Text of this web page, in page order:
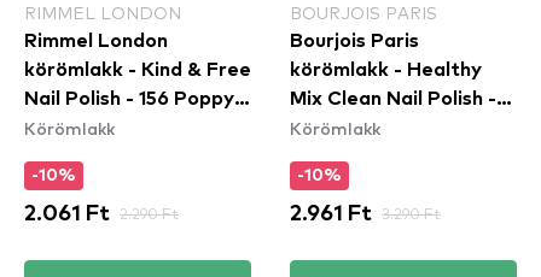
RIMMEL LONDON
Rimmel London
körömlakk - Kind & Free
Nail Polish - 156 Poppy
Pop Red
Körömlakk
-10%
2.061 Ft 2.290 Ft
BOURJOIS PARIS
Bourjois Paris
körömlakk - Healthy
Mix Clean Nail Polish -
100 Blanc'hantement
Körömlakk
-10%
2.961 Ft 3.290 Ft